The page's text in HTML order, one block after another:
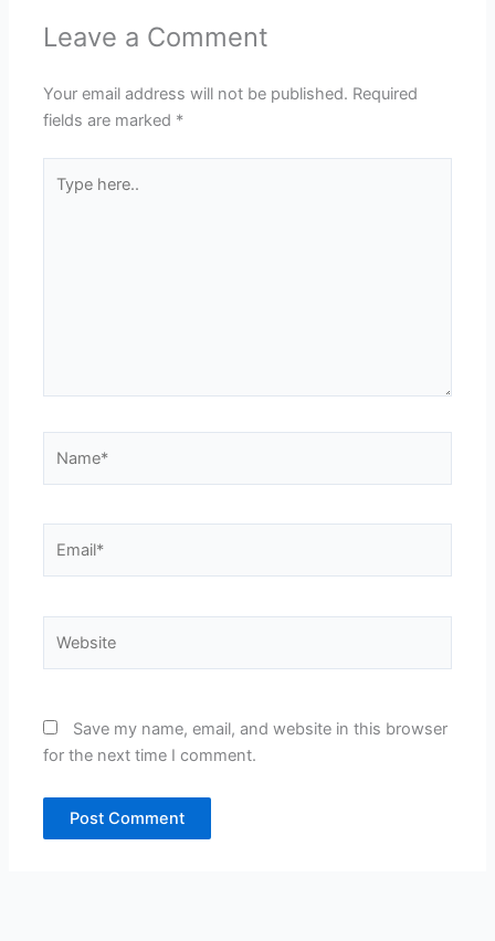
Leave a Comment
Your email address will not be published. Required
fields are marked *
here..
Save my name, email, and website in this browser
for the next time I comment.